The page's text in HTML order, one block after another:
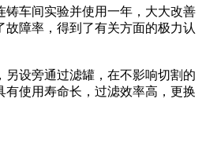
铸车间实验并使用一年，大大改善
故障率，得到了有关方面的极力认
另设旁通过滤罐，在不影响切割的
有使用寿命长，过滤效率高，更换